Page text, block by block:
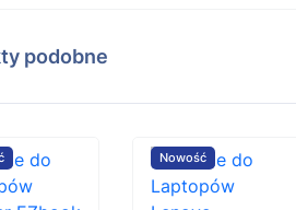
podobne
Nowość